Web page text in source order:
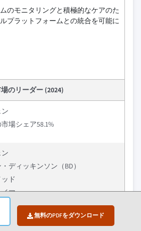
無料のPDFをダウンロード
のモニタリングと積極的なケアのた
プラットフォームとの統合を可能に
のリーダー (2024)
場シェア58.1%
ディッキンソン（BD）
ド
マー
ートグループ
ヤーの集団市場シェア85%